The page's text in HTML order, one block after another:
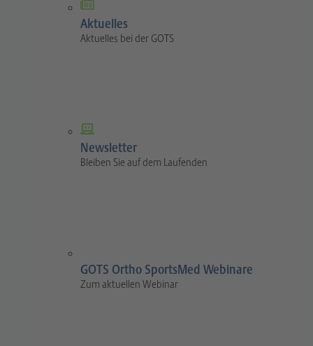
Aktuelles
Aktuelles bei der GOTS
Newsletter
Bleiben Sie auf dem Laufenden
GOTS Ortho SportsMed Webinare
Zum aktuellen Webinar